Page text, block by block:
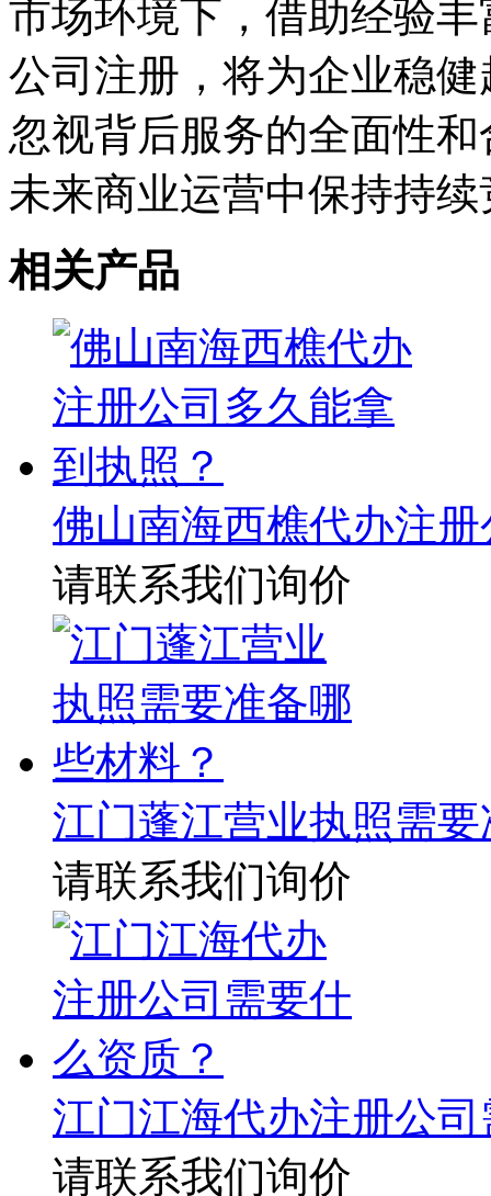
市场环境下，借助经验
公司注册，将为企业稳
忽视背后服务的全面性
未来商业运营中保持持
相关产品
佛山南海西樵代办注
请联系我们询价
江门蓬江营业执照需
请联系我们询价
江门江海代办注册公
请联系我们询价